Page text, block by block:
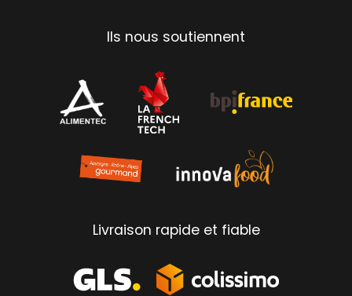
Ils nous soutiennent
Livraison rapide et fiable